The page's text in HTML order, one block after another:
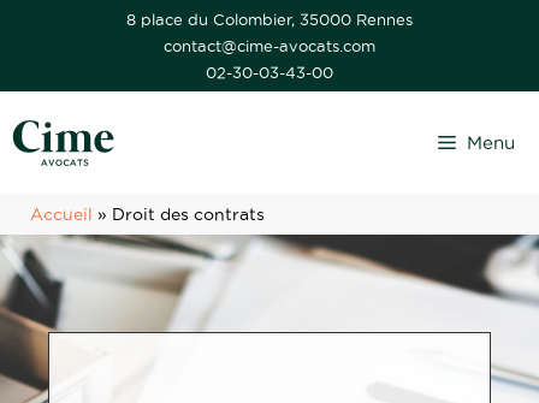
8 place du Colombier, 35000 Rennes
contact@cime-avocats.com
02-30-03-43-00
Menu
Accueil » Droit des contrats